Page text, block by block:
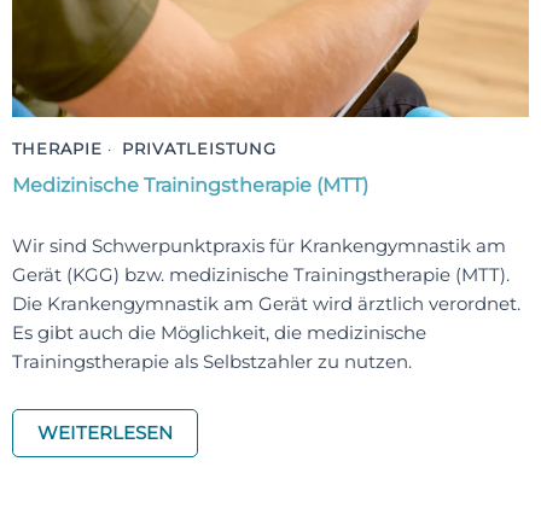
THERAPIE · PRIVATLEISTUNG
Medizinische Trainings­therapie (MTT)
Wir sind Schwerpunktpraxis für Krankengymnastik am
Gerät (KGG) bzw. medizinische Trainingstherapie (MTT).
Die Krankengymnastik am Gerät wird ärztlich verordnet.
Es gibt auch die Möglichkeit, die medizinische
Trainingstherapie als Selbstzahler zu nutzen.
WEITERLESEN